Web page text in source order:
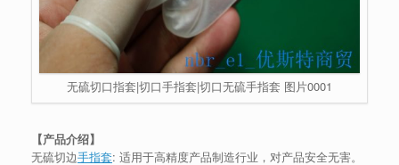
无硫切口指套|切口手指套|切口无硫手指套 图片0001
【产品介绍】
无硫切边手指套: 适用于高精度产品制造行业，对产品安全无害。